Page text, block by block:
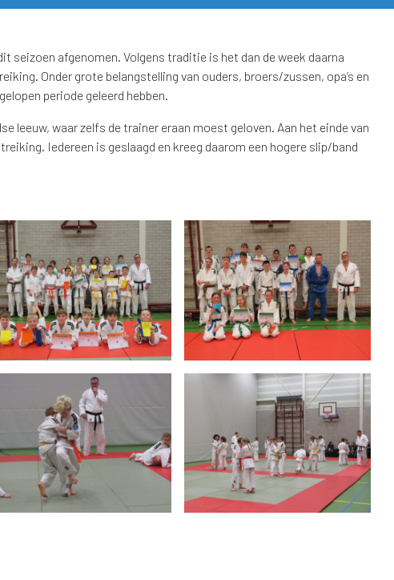
seizoen afgenomen. Volgens traditie is het dan de week daarna
Onder grote belangstelling van ouders, broers/zussen, opa’s en
periode geleerd hebben.
leeuw, waar zelfs de trainer eraan moest geloven. Aan het einde van
Iedereen is geslaagd en kreeg daarom een hogere slip/band